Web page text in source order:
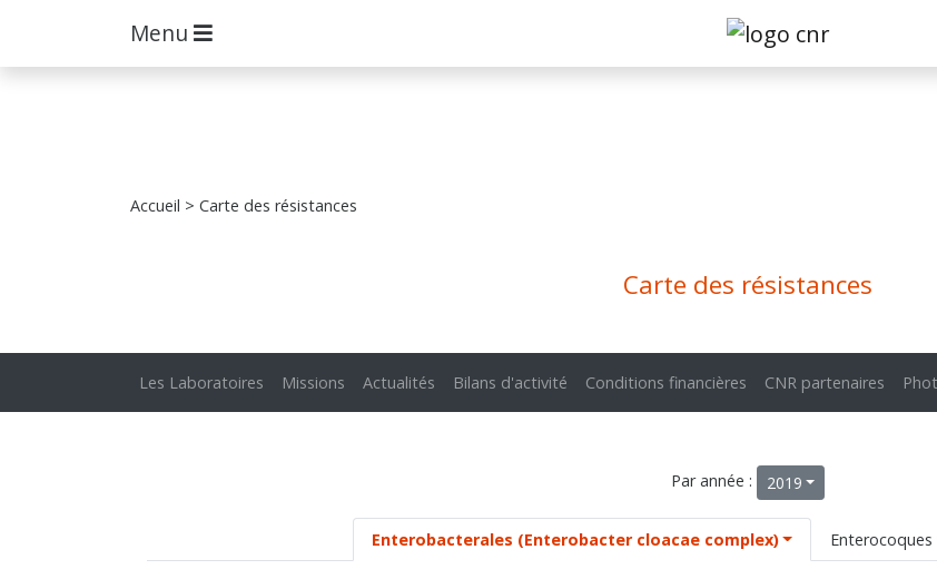
Menu
Accueil > Carte des résistances
Carte des résistances
Les Laboratoires Missions Actualités Bilans d'activité Conditions financières CNR partenaires
Par année : 2019
Enterobacterales (Enterobacter cloacae complex) Enterocoques